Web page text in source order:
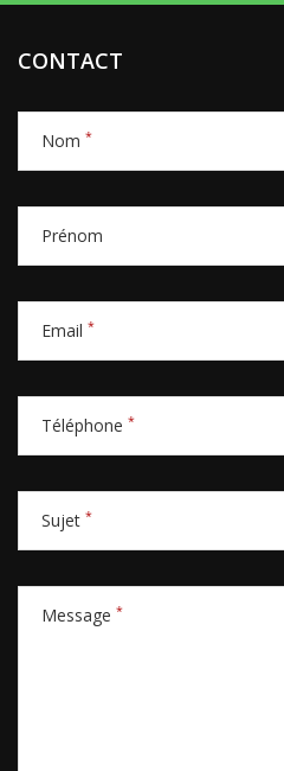
CONTACT
Nom *
Prénom
Email *
Téléphone *
Sujet *
Message *